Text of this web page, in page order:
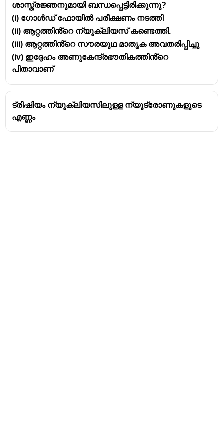
ശാസ്ത്രജ്ഞനുമായി ബന്ധപ്പെട്ടിരിക്കുന്നു?
(i) ഗോൾഡ് ഫോയിൽ പരീക്ഷണം നടത്തി
(ii) ആറ്റത്തിൻ്റെ ന്യൂക്ലിയസ് കണ്ടെത്തി.
(iii) ആറ്റത്തിൻ്റെ സൗരയുഥ മാതൃക അവതരിപ്പിച്ചു
(iv) ഇദ്ദേഹം അണുകേന്ദ്രഭൗതികത്തിൻ്റെ
പിതാവാണ്
ട്രിഷിയം ന്യൂക്ലിയസിലുളള ന്യൂട്രോണുകളുടെ
എണ്ണം